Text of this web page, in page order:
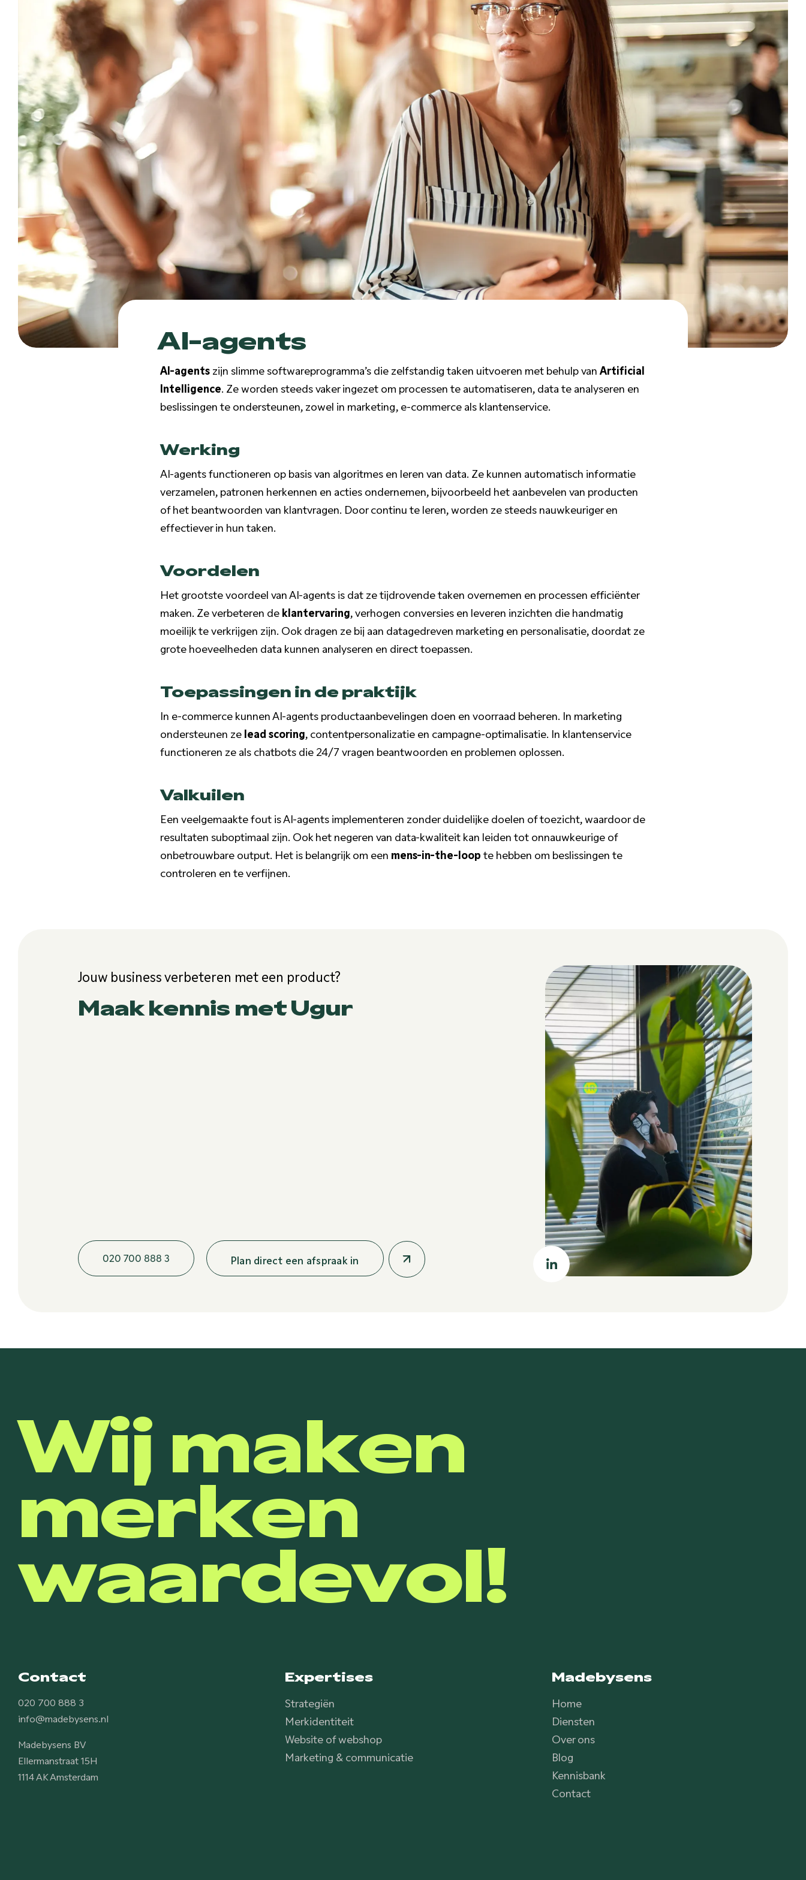
AI-agents
AI-agentszijn slimme softwareprogramma’s die zelfstandig taken uitvoeren met behulp vanArtificial
Intelligence. Ze worden steeds vaker ingezet om processen te automatiseren, data te analyseren en
beslissingen te ondersteunen, zowel in marketing, e-commerce als klantenservice.
Werking
AI-agents functioneren op basis van algoritmes en leren van data. Ze kunnen automatisch informatie
verzamelen, patronen herkennen en acties ondernemen, bijvoorbeeld het aanbevelen van producten
of het beantwoorden van klantvragen. Door continu te leren, worden ze steeds nauwkeuriger en
effectiever in hun taken.
Voordelen
Het grootste voordeel van AI-agents is dat ze tijdrovende taken overnemen en processen efficiënter
maken. Ze verbeteren deklantervaring, verhogen conversies en leveren inzichten die handmatig
moeilijk te verkrijgen zijn. Ook dragen ze bij aan datagedreven marketing en personalisatie, doordat ze
grote hoeveelheden data kunnen analyseren en direct toepassen.
Toepassingen in de praktijk
In e-commerce kunnen AI-agents productaanbevelingen doen en voorraad beheren. In marketing
ondersteunen zelead scoring, contentpersonalizatie en campagne-optimalisatie. In klantenservice
functioneren ze als chatbots die 24/7 vragen beantwoorden en problemen oplossen.
Valkuilen
Een veelgemaakte fout is AI-agents implementeren zonder duidelijke doelen of toezicht, waardoor de
resultaten suboptimaal zijn. Ook het negeren van data-kwaliteit kan leiden tot onnauwkeurige of
onbetrouwbare output. Het is belangrijk om een mens-in-the-loopte hebben om beslissingen te
controleren en te verfijnen.
Jouw business verbeteren met een product?
Maak kennis met Ugur
020 700 888 3 Plan direct een afspraak in
Wij maken
merken
waardevol!
Contact
020 700 888 3
info@madebysens.nl
Madebysens BV
Ellermanstraat 15H
1114 AK Amsterdam
Expertises
Strategiën
Merkidentiteit
Website of webshop
Marketing & communicatie
Madebysens
Home
Diensten
Over ons
Blog
Kennisbank
Contact